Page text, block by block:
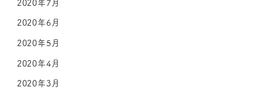
2020年6月
2020年5月
2020年4月
2020年3月